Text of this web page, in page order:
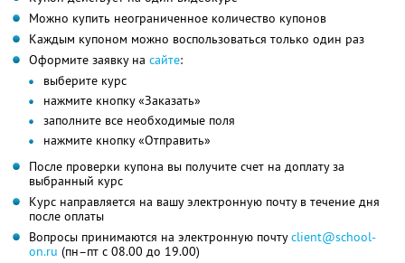
Можно купить неограниченное количество купонов
Каждым купоном можно воспользоваться только один раз
Оформите заявку на сайте:
выберите курс
нажмите кнопку «Заказать»
заполните все необходимые поля
нажмите кнопку «Отправить»
После проверки купона вы получите счет на доплату за
выбранный курс
Курс направляется на вашу электронную почту в течение дня
после оплаты
Вопросы принимаются на электронную почтуclient@school-
on.ru (пн–пт с 08.00 до 19.00)